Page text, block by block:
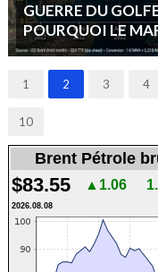
GUERRE DU
POURQUOI LE
AUSSI VOLATILE
PRECEDENTS ?
1 2 3 4
10
Brent Pétrole
$83.55 ▲1.06
2026.08.08